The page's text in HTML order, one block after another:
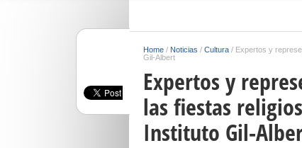
Home / Noticias / Cultura / Expertos y
Gil-Albert
Expertos y
las fiestas
Instituto Gil-